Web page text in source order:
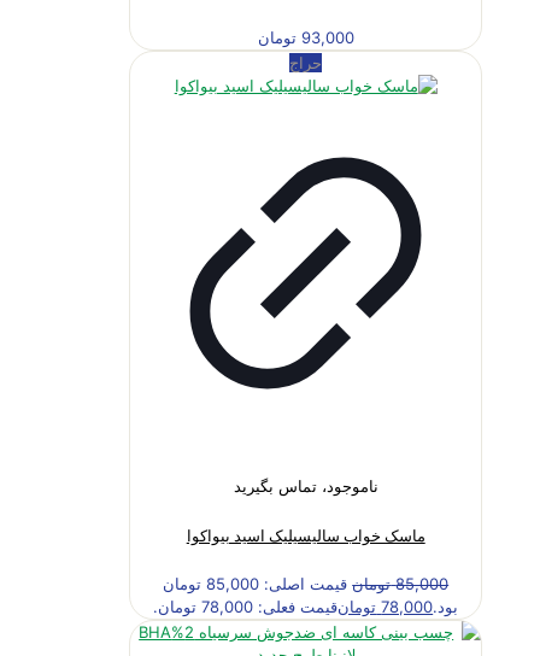
93,000 تومان
حراج
ناموجود، تماس بگیرید
ماسک خواب سالیسیلیک اسید بیواکوا
85,000 تومان
قیمت اصلی: 85,000 تومان
بود.78,000 تومانقیمت فعلی: 78,000 تومان.